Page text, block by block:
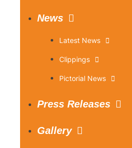
News
Latest News
Clippings
Pictorial News
Press Releases
Gallery